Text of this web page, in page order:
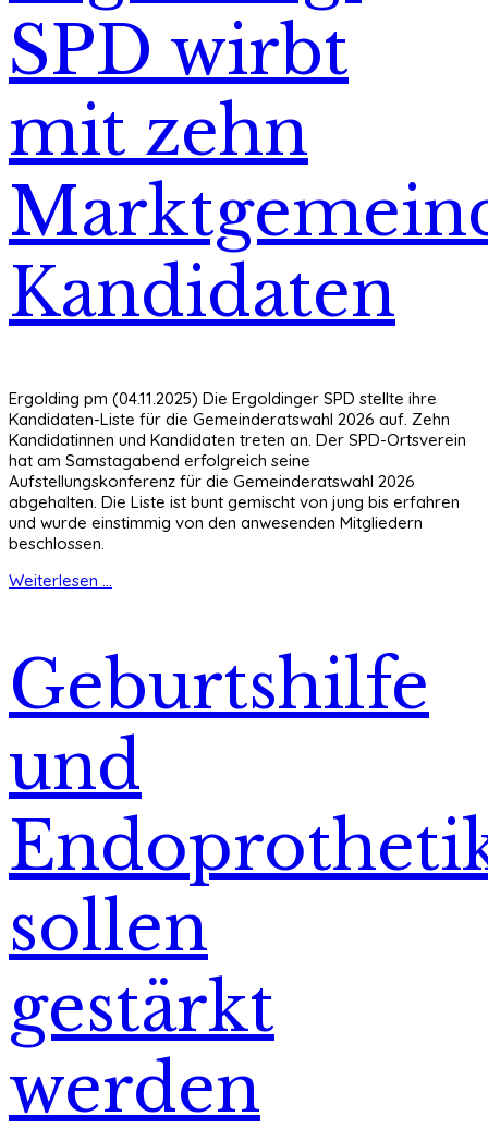
SPD wirbt
mit zehn
Kandidaten
Ergolding pm (04.11.2025) Die Ergoldinger SPD stellte ihre
Kandidaten-Liste für die Gemeinderatswahl 2026 auf. Zehn
Kandidatinnen und Kandidaten treten an. Der SPD-Ortsverein
hat am Samstagabend erfolgreich seine
Aufstellungskonferenz für die Gemeinderatswahl 2026
abgehalten. Die Liste ist bunt gemischt von jung bis erfahren
und wurde einstimmig von den anwesenden Mitgliedern
beschlossen.
Weiterlesen ...
Geburtshilfe
und
sollen
gestärkt
werden